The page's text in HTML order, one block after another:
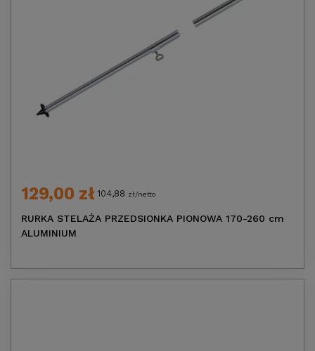
129,00 zł 104,88 zł/netto
RURKA STELAŻA PRZEDSIONKA PIONOWA 170-260 cm
ALUMINIUM